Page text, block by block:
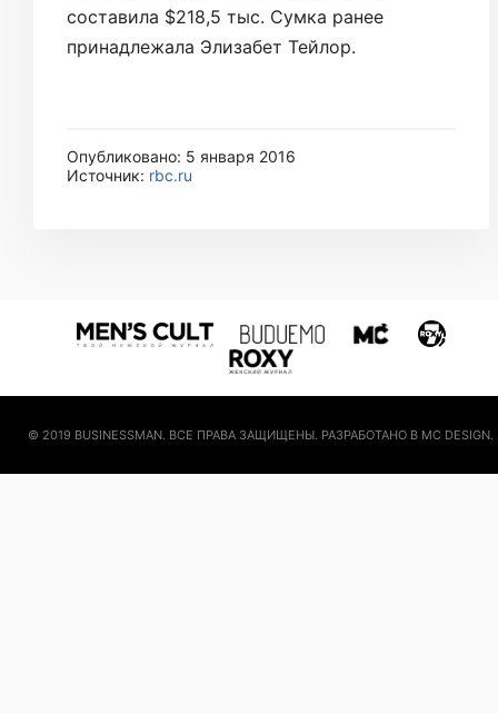
составила $218,5 тыс. Сумка ранее
принадлежала Элизабет Тейлор.
Опубликовано: 5 января 2016
Источник: rbc.ru
© 2019 BUSINESSMAN. ВСЕ ПРАВА ЗАЩИЩЕНЫ. РАЗРАБОТАНО В MC DESIGN.